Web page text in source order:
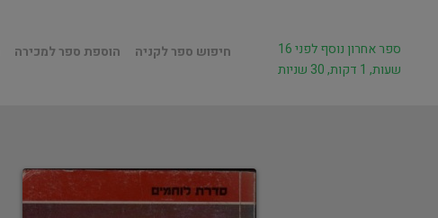
חיפוש ספר לקניה הוספת ספר למכירה
ספר אחרון נוסף לפני 16
שעות, 1 דקות, 30 שניות